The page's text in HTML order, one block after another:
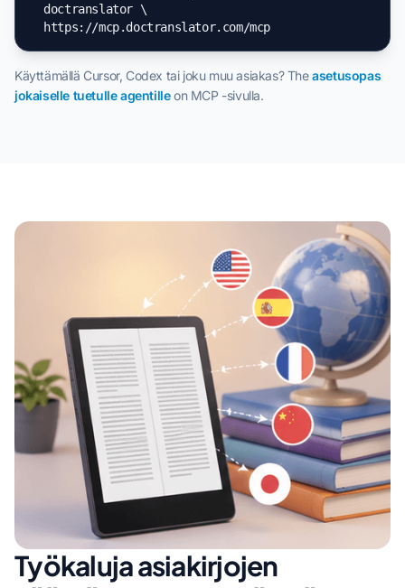
  doctranslator \
  https://mcp.doctranslator.com/mcp
Käyttämällä Cursor, Codex tai joku muu asiakas? Theasetusopas
jokaiselle tuetulle agentilleon MCP -sivulla.
Työkaluja asiakirjojen